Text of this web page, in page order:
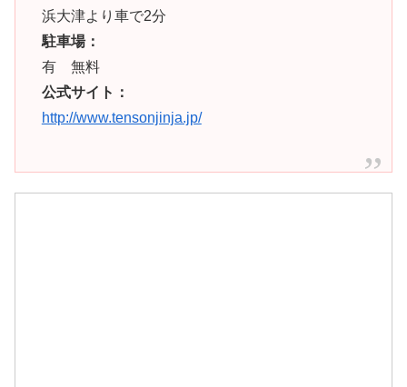
浜大津より車で2分
駐車場：
有 無料
公式サイト：
http://www.tensonjinja.jp/